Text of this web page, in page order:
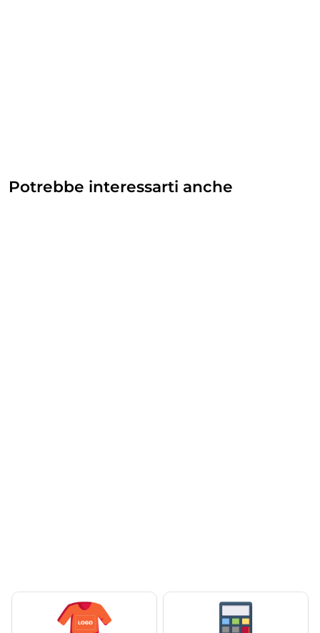
Potrebbe interessarti anche